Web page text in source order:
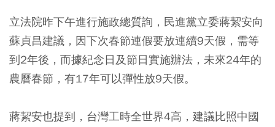
立法院昨下午進行施政總質詢，民進黨立委蔣絜安向
蘇貞昌建議，因下次春節連假要放連續9天假，需等
到2年後，而據紀念日及節日實施辦法，未來24年的
農曆春節，有17年可以彈性放9天假。
蔣絜安也提到，台灣工時全世界4高，建議比照中國